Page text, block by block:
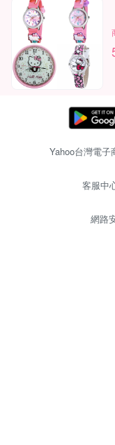
Yahoo台灣電
客服中
網路